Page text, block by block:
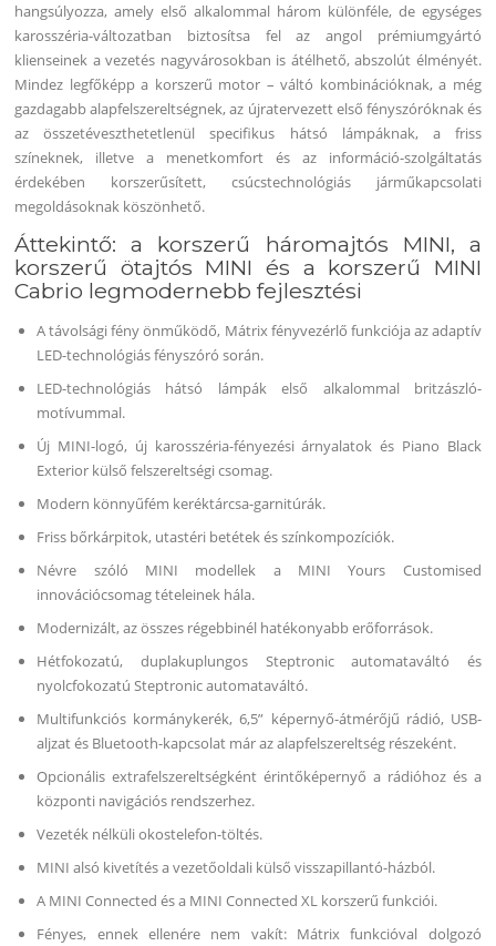
hangsúlyozza, amely első alkalommal három különféle, de egységes
karosszéria-változatban biztosítsa fel az angol prémiumgyártó
klienseinek a vezetés nagyvárosokban is átélhető, abszolút élményét.
Mindez legfőképp a korszerű motor – váltó kombinációknak, a még
gazdagabb alapfelszereltségnek, az újratervezett első fényszóróknak és
az összetéveszthetetlenül specifikus hátsó lámpáknak, a friss
színeknek, illetve a menetkomfort és az információ-szolgáltatás
érdekében korszerűsített, csúcstechnológiás járműkapcsolati
megoldásoknak köszönhető.
Áttekintő: a korszerű háromajtós MINI, a
korszerű ötajtós MINI és a korszerű MINI
Cabrio legmodernebb fejlesztési
A távolsági fény önműködő, Mátrix fényvezérlő funkciója az adaptív
LED-technológiás fényszóró során.
LED-technológiás hátsó lámpák első alkalommal britzászló-
motívummal.
Új MINI-logó, új karosszéria-fényezési árnyalatok és Piano Black
Exterior külső felszereltségi csomag.
Modern könnyűfém keréktárcsa-garnitúrák.
Friss bőrkárpitok, utastéri betétek és színkompozíciók.
Névre szóló MINI modellek a MINI Yours Customised
innovációcsomag tételeinek hála.
Modernizált, az összes régebbinél hatékonyabb erőforrások.
Hétfokozatú, duplakuplungos Steptronic automataváltó és
nyolcfokozatú Steptronic automataváltó.
Multifunkciós kormánykerék, 6,5” képernyő-átmérőjű rádió, USB-
aljzat és Bluetooth-kapcsolat már az alapfelszereltség részeként.
Opcionális extrafelszereltségként érintőképernyő a rádióhoz és a
központi navigációs rendszerhez.
Vezeték nélküli okostelefon-töltés.
MINI alsó kivetítés a vezetőoldali külső visszapillantó-házból.
A MINI Connected és a MINI Connected XL korszerű funkciói.
Fényes, ennek ellenére nem vakít: Mátrix funkcióval dolgozó